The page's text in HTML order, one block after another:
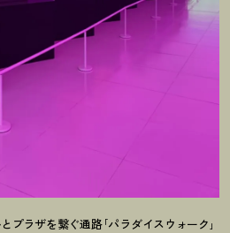
プラザを繋ぐ通路｢パラダイスウォーク｣